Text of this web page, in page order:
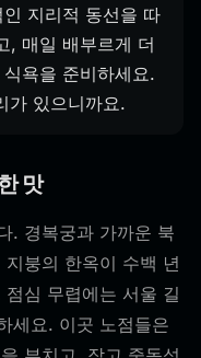
지리적 동선을 따
, 매일 배부르게 더
욕을 준비하세요.
가 있으니까요.
맛
. 경복궁과 가까운 북
붕의 한옥이 수백 년
심 무렵에는 서울 길
세요. 이곳 노점들은